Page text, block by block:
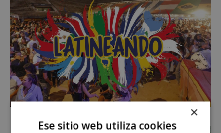
×
Ese sitio web utiliza cookies